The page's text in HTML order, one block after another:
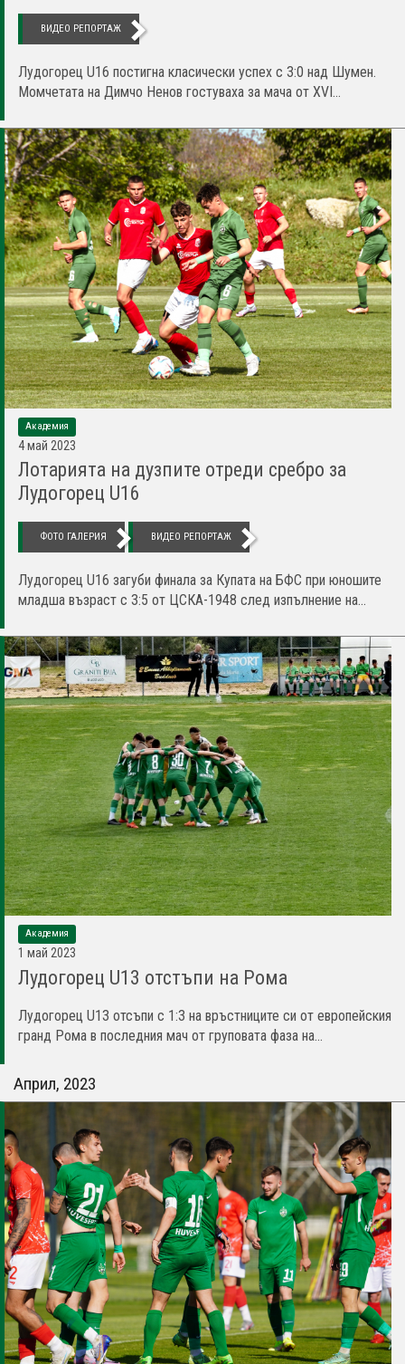
ВИДЕО РЕПОРТАЖ
Лудогорец U16 постигна класически успех с 3:0 над Шумен.
Момчетата на Димчо Ненов гостуваха за мача от XVI...
Академия
4 май 2023
Лотарията на дузпите отреди сребро за
Лудогорец U16
ФОТО ГАЛЕРИЯ ВИДЕО РЕПОРТАЖ
Лудогорец U16 загуби финала за Купата на БФС при юношите
младша възраст с 3:5 от ЦСКА-1948 след изпълнение на...
Академия
1 май 2023
Лудогорец U13 отстъпи на Рома
Лудогорец U13 отсъпи с 1:3 на връстниците си от европейския
гранд Рома в последния мач от груповата фаза на...
Април, 2023